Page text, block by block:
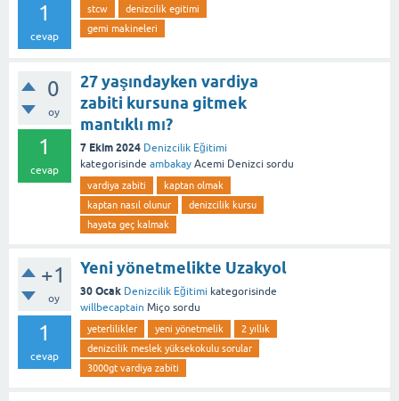
1
cevap
stcw
denizcilik egitimi
gemi makineleri
0
oy
1
cevap
27 yaşındayken vardiya
zabiti kursuna gitmek
mantıklı mı?
7 Ekim 2024 Denizcilik Eğitimi
kategorisinde ambakay Acemi Denizci sordu
vardiya zabiti
kaptan olmak
kaptan nasıl olunur
denizcilik kursu
hayata geç kalmak
+1
oy
1
cevap
Yeni yönetmelikte Uzakyol
30 Ocak Denizcilik Eğitimi kategorisinde
willbecaptain Miço sordu
yeterlilikler yeni yönetmelik
2 yıllık
denizcilik meslek yüksekokulu sorular
3000gt vardiya zabiti